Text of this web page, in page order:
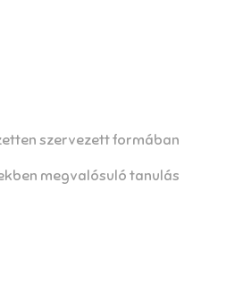
szervezett formában
megvalósuló tanulás